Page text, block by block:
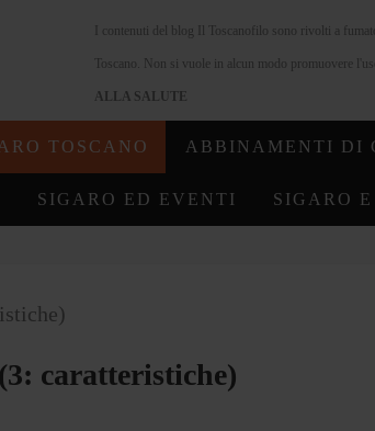
I contenuti del blog Il Toscanofilo sono rivolti a
Toscano. Non si vuole in alcun modo promuovere
ALLA SALUTE
TOSCANO ABBINAMENTI DI
SIGARO ED EVENTI SIGARO
caratteristiche)